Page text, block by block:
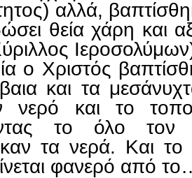
αλλά,
θεία χάρη και
ο Χριστός
και τα
νερό και το
το όλο τον
τα νερά. Και
φανερό από